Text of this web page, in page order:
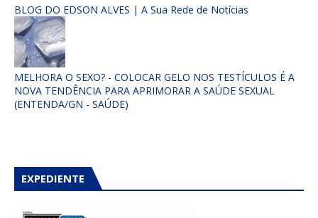
BLOG DO EDSON ALVES | A Sua Rede de Notícias
MELHORA O SEXO? - COLOCAR GELO NOS TESTÍCULOS É A
NOVA TENDÊNCIA PARA APRIMORAR A SAÚDE SEXUAL
(ENTENDA/GN - SAÚDE)
EXPEDIENTE